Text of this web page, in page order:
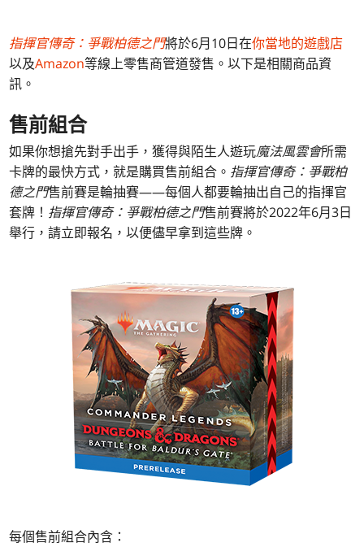
指揮官傳奇：爭戰柏德之門將於6月10日在你當地的遊戲店
以及Amazon等線上零售商管道發售。以下是相關商品資
訊。
售前組合
如果你想搶先對手出手，獲得與陌生人遊玩魔法風雲會所需
卡牌的最快方式，就是購買售前組合。 指揮官傳奇：爭戰柏
德之門售前賽是輪抽賽——每個人都要輪抽出自己的指揮官
套牌！ 指揮官傳奇：爭戰柏德之門售前賽將於2022年6月3日
舉行，請立即報名，以便儘早拿到這些牌。
每個售前組合內含：